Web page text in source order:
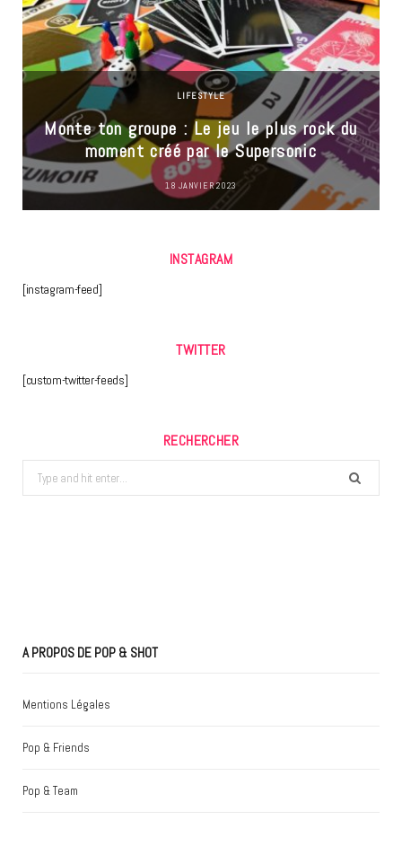
LIFESTYLE
Monte ton groupe : Le jeu le plus rock du
moment créé par le Supersonic
18 JANVIER 2023
INSTAGRAM
[instagram-feed]
TWITTER
[custom-twitter-feeds]
RECHERCHER
Search
for:
A PROPOS DE POP & SHOT
Mentions Légales
Pop & Friends
Pop & Team